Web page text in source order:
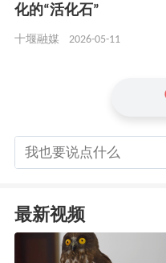
化的“活化石”
十堰融媒 2026-05-11
最新视频